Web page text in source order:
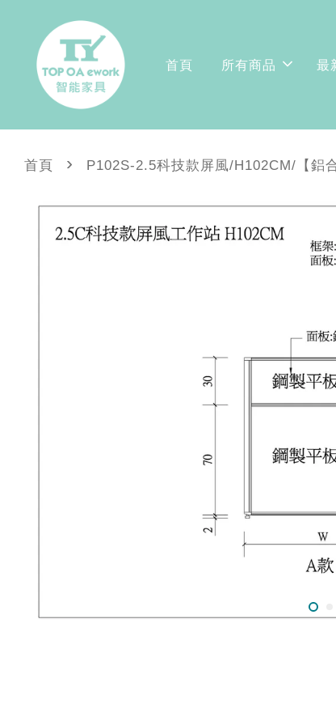
首頁 所有商品 最
首頁 › P102S-2.5科技款屏風/H102CM/【鋁